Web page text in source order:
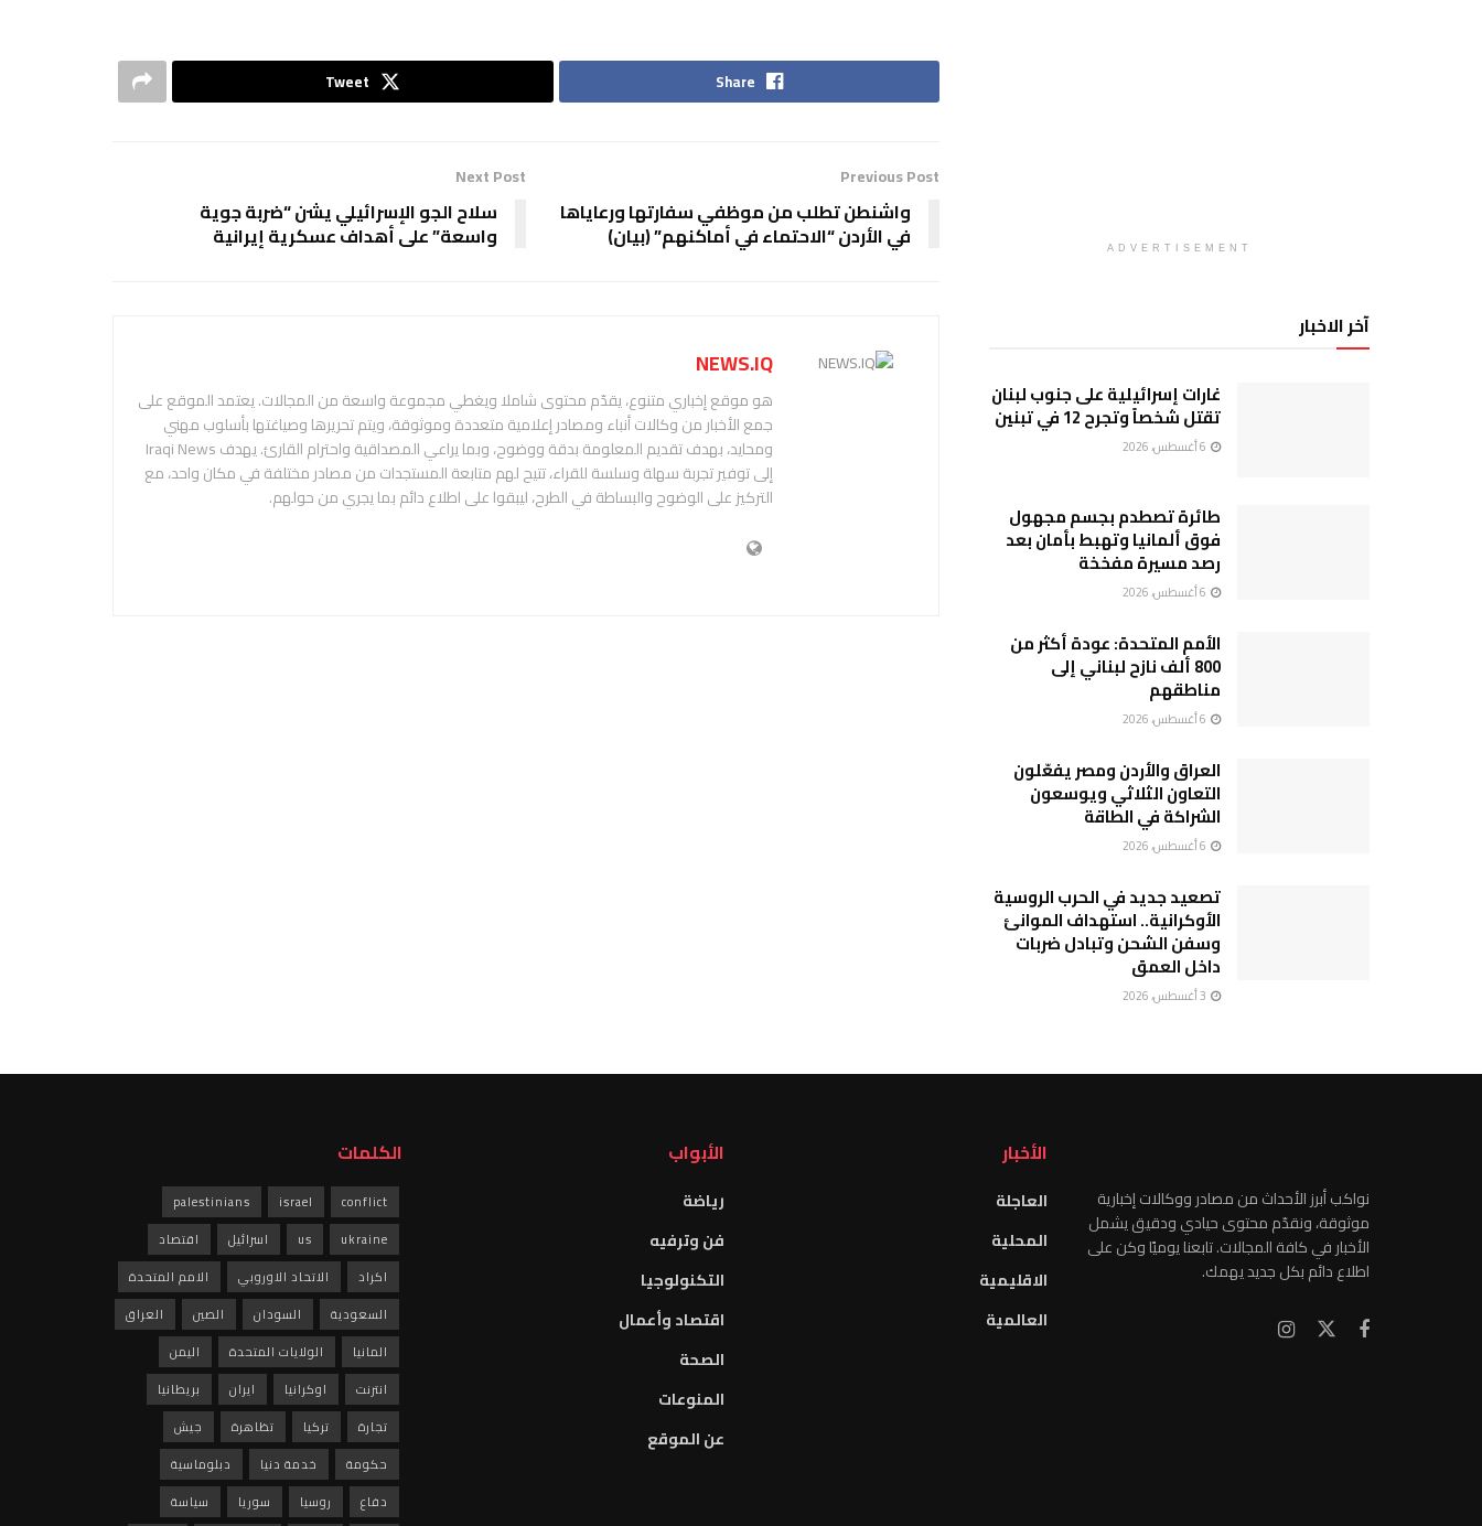
Share
Tweet
Previous Post
واشنطن تطلب من موظفي سفارتها ورعاياها
في الأردن “الاحتماء في أماكنهم” (بيان)
Next Post
سلاح الجو الإسرائيلي يشن “ضربة جوية
واسعة” على أهداف عسكرية إيرانية
NEWS.IQ
هو موقع إخباري متنوع، يقدّم محتوى شاملا ويغطي مجموعة واسعة من المجالات. يعتمد الموقع على
جمع الأخبار من وكالات أنباء ومصادر إعلامية متعددة وموثوقة، ويتم تحريرها وصياغتها بأسلوب مهني
ومحايد، بهدف تقديم المعلومة بدقة ووضوح، وبما يراعي المصداقية واحترام القارئ. يهدف Iraqi News
إلى توفير تجربة سهلة وسلسة للقراء، تتيح لهم متابعة المستجدات من مصادر مختلفة في مكان واحد، مع
التركيز على الوضوح والبساطة في الطرح، ليبقوا على اطلاع دائم بما يجري من حولهم.
ADVERTISEMENT
آخر الاخبار
غارات إسرائيلية على جنوب لبنان
تقتل شخصاً وتجرح 12 في تبنين
طائرة تصطدم بجسم مجهول
فوق ألمانيا وتهبط بأمان بعد
رصد مسيرة مفخخة
الأمم المتحدة: عودة أكثر من
800 ألف نازح لبناني إلى
مناطقهم
العراق والأردن ومصر يفعّلون
التعاون الثلاثي ويوسعون
الشراكة في الطاقة
تصعيد جديد في الحرب الروسية
الأوكرانية.. استهداف الموانئ
وسفن الشحن وتبادل ضربات
داخل العمق
نواكب أبرز الأحداث من مصادر ووكالات إخبارية
موثوقة، ونقدّم محتوى حيادي ودقيق يشمل
الأخبار في كافة المجالات. تابعنا يوميًا وكن على
اطلاع دائم بكل جديد يهمك.
الأخبار
العاجلة
المحلية
الاقليمية
العالمية
الأبواب
رياضة
فن وترفيه
التكنولوجيا
اقتصاد وأعمال
الصحة
المنوعات
عن الموقع
الكلمات
conflict
israel
palestinians
ukraine
us اسرائيل
اقتصاد
اكراد
الاتحاد الاوروبي
الامم المتحدة
السعودية
السودان الصين
العراق
المانيا
الولايات المتحدة
اليمن
انترنت
اوكرانيا ايران
بريطانيا
تجارة
تركيا تظاهرة
جيش
حكومة
خدمة دنيا
دبلوماسية
دفاع
روسيا سوريا سياسة